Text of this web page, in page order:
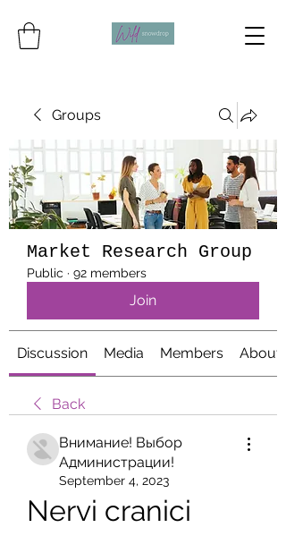
Groups
Market Research Group
Public · 92 members
Join
Discussion Media Members About
Back
Внимание! Выбор
Администрации!
September 4, 2023
Nervi cranici